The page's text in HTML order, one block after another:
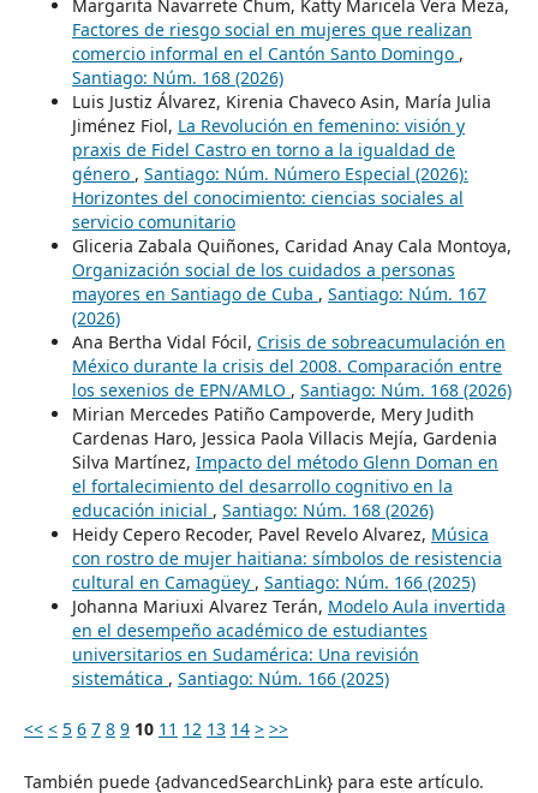
Margarita Navarrete Chum, Katty Maricela Vera Meza,
Factores de riesgo social en mujeres que realizan
comercio informal en el Cantón Santo Domingo ,
Santiago: Núm. 168 (2026)
Luis Justiz Álvarez, Kirenia Chaveco Asin, María Julia
Jiménez Fiol, La Revolución en femenino: visión y
praxis de Fidel Castro en torno a la igualdad de
género , Santiago: Núm. Número Especial (2026):
Horizontes del conocimiento: ciencias sociales al
servicio comunitario
Gliceria Zabala Quiñones, Caridad Anay Cala Montoya,
Organización social de los cuidados a personas
mayores en Santiago de Cuba , Santiago: Núm. 167
(2026)
Ana Bertha Vidal Fócil, Crisis de sobreacumulación en
México durante la crisis del 2008. Comparación entre
los sexenios de EPN/AMLO , Santiago: Núm. 168 (2026)
Mirian Mercedes Patiño Campoverde, Mery Judith
Cardenas Haro, Jessica Paola Villacis Mejía, Gardenia
Silva Martínez, Impacto del método Glenn Doman en
el fortalecimiento del desarrollo cognitivo en la
educación inicial , Santiago: Núm. 168 (2026)
Heidy Cepero Recoder, Pavel Revelo Alvarez, Música
con rostro de mujer haitiana: símbolos de resistencia
cultural en Camagüey , Santiago: Núm. 166 (2025)
Johanna Mariuxi Alvarez Terán, Modelo Aula invertida
en el desempeño académico de estudiantes
universitarios en Sudamérica: Una revisión
sistemática , Santiago: Núm. 166 (2025)
<< < 5 6 7 8 9 10 11 12 13 14 > >>
También puede {advancedSearchLink} para este artículo.